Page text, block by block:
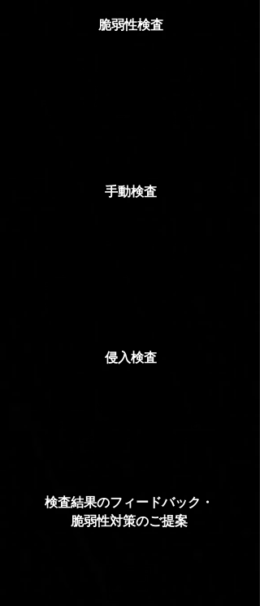
脆弱性検査
手動検査
侵入検査
検査結果のフィードバック・
脆弱性対策のご提案